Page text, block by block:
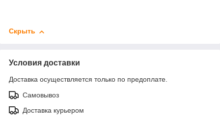
Скрыть
Условия доставки
Доставка осуществляется только по предоплате.
Самовывоз
Доставка курьером